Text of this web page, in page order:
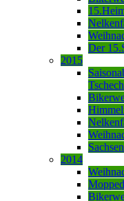
Der
2015
2014